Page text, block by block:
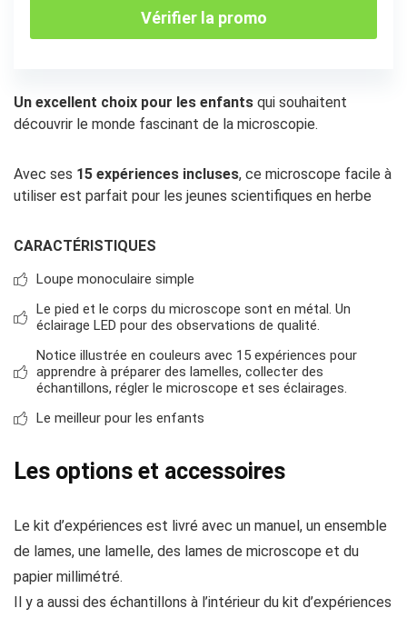
Vérifier la promo
Un excellent choix pour les enfants qui souhaitent
découvrir le monde fascinant de la microscopie.
Avec ses 15 expériences incluses, ce microscope facile à
utiliser est parfait pour les jeunes scientifiques en herbe
CARACTÉRISTIQUES
Loupe monoculaire simple
Le pied et le corps du microscope sont en métal. Un
éclairage LED pour des observations de qualité.
Notice illustrée en couleurs avec 15 expériences pour
apprendre à préparer des lamelles, collecter des
échantillons, régler le microscope et ses éclairages.
Le meilleur pour les enfants
Les options et accessoires
Le kit d’expériences est livré avec un manuel, un ensemble
de lames, une lamelle, des lames de microscope et du
papier millimétré.
Il y a aussi des échantillons à l’intérieur du kit d’expériences